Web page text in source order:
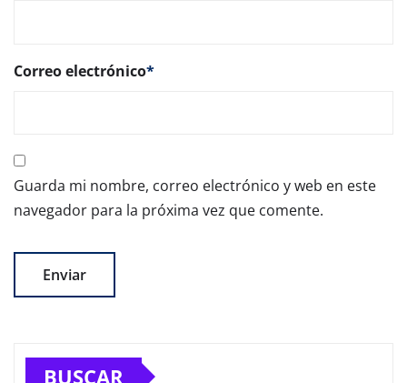
Correo electrónico*
Guarda mi nombre, correo electrónico y web en este
navegador para la próxima vez que comente.
BUSCAR